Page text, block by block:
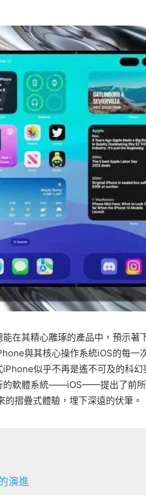
在其精心雕琢的產品中，預示著
與其核心操作系統iOS的每一
似乎不再是遙不可及的科
的軟體系統——iOS——提出了前
摺疊式體驗，埋下深遠的伏筆。
演進